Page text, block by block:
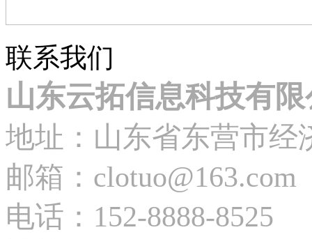
联系我们
山东云拓信息科技有
地址：山东省东营市经
邮箱：clotuo@163.com
电话：152-8888-8525